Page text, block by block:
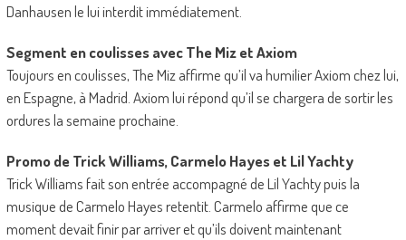
Danhausen le lui interdit immédiatement.
Segment en coulisses avec The Miz et Axiom
Toujours en coulisses, The Miz affirme qu’il va humilier Axiom chez lui,
en Espagne, à Madrid. Axiom lui répond qu’il se chargera de sortir les
ordures la semaine prochaine.
Promo de Trick Williams, Carmelo Hayes et Lil Yachty
Trick Williams fait son entrée accompagné de Lil Yachty puis la
musique de Carmelo Hayes retentit. Carmelo affirme que ce
moment devait finir par arriver et qu’ils doivent maintenant